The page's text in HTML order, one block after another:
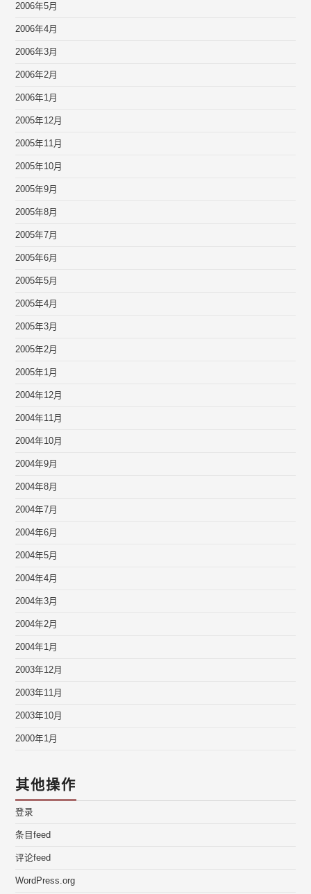
2006年5月
2006年4月
2006年3月
2006年2月
2006年1月
2005年12月
2005年11月
2005年10月
2005年9月
2005年8月
2005年7月
2005年6月
2005年5月
2005年4月
2005年3月
2005年2月
2005年1月
2004年12月
2004年11月
2004年10月
2004年9月
2004年8月
2004年7月
2004年6月
2004年5月
2004年4月
2004年3月
2004年2月
2004年1月
2003年12月
2003年11月
2003年10月
2000年1月
其他操作
登录
条目feed
评论feed
WordPress.org